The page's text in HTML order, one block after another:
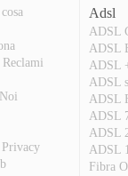
Reclami
Adsl
ADSL
ADSL
ADSL
ADSL
ADSL
ADSL
ADSL
ADSL
Fibra